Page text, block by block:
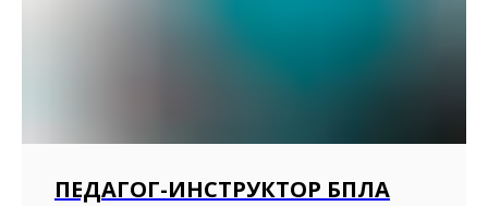
ПЕДАГОГ-ИНСТРУКТОР БПЛА